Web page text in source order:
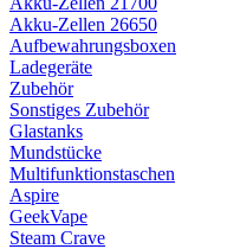
Akku-Zellen 26650
Aufbewahrungsboxen
Ladegeräte
Zubehör
Sonstiges Zubehör
Glastanks
Mundstücke
Multifunktionstaschen
Aspire
GeekVape
Steam Crave